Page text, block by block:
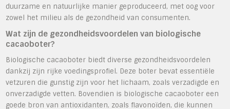
duurzame en natuurlijke manier geproduceerd, met oog voor
zowel het milieu als de gezondheid van consumenten.
Wat zijn de gezondheidsvoordelen van biologische
cacaoboter?
Biologische cacaoboter biedt diverse gezondheidsvoordelen
dankzij zijn rijke voedingsprofiel. Deze boter bevat essentiële
vetzuren die gunstig zijn voor het lichaam, zoals verzadigde en
onverzadigde vetten. Bovendien is biologische cacaoboter een
goede bron van antioxidanten, zoals flavonoïden, die kunnen